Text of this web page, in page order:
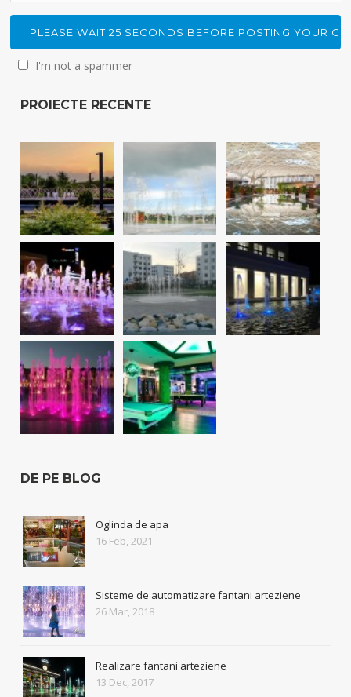
I'm not a spammer
PROIECTE RECENTE
DE PE BLOG
Oglinda de apa
16 Feb, 2021
Sisteme de automatizare fantani arteziene
26 Mar, 2018
Realizare fantani arteziene
13 Dec, 2017